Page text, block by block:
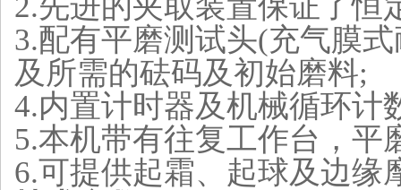
3.配有平磨测试头(充气膜
及所需的砝码及初始磨料;
4.内置计时器及机械循环计
5.本机带有往复工作台，平
6.可提供起霜、起球及边缘